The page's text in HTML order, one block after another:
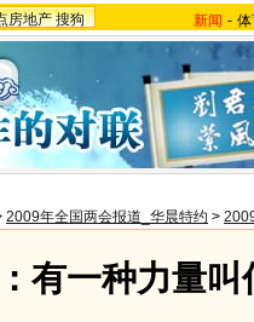
房地产 搜狗 新闻 -
2009年全国两会报道_华晨特约 >
有一种力量叫